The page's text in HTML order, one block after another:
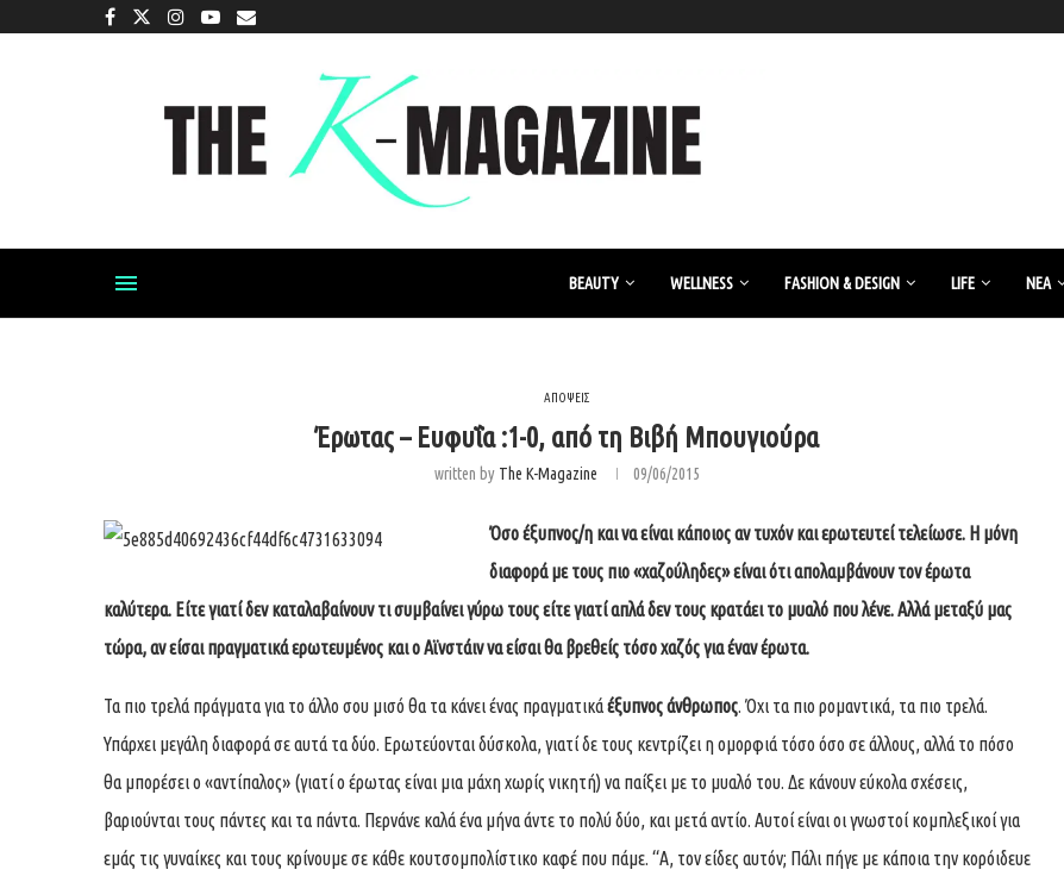
BEAUTY WELLNESS FASHION & DESIGN LIFE ΝΈΑ
ΑΠΟΨΕΙΣ
Έρωτας – Ευφυΐα :1-0, από τη Βιβή Μπουγιούρα
written by The K-Magazine 09/06/2015
Όσο έξυπνος/η και να είναι κάποιος αν τυχόν και ερωτευτεί τελείωσε. Η μόνη
διαφορά με τους πιο «χαζούληδες» είναι ότι απολαμβάνουν τον έρωτα
καλύτερα. Είτε γιατί δεν καταλαβαίνουν τι συμβαίνει γύρω τους είτε γιατί απλά δεν τους κρατάει το μυαλό που λένε. Αλλά μεταξύ μας
τώρα, αν είσαι πραγματικά ερωτευμένος και ο Αϊνστάιν να είσαι θα βρεθείς τόσο χαζός για έναν έρωτα.
Τα πιο τρελά πράγματα για το άλλο σου μισό θα τα κάνει ένας πραγματικάέξυπνος άνθρωπος. Όχι τα πιο ρομαντικά, τα πιο τρελά.
Υπάρχει μεγάλη διαφορά σε αυτά τα δύο. Ερωτεύονται δύσκολα, γιατί δε τους κεντρίζει η ομορφιά τόσο όσο σε άλλους, αλλά το πόσο
θα μπορέσει ο «αντίπαλος» (γιατί ο έρωτας είναι μια μάχη χωρίς νικητή) να παίξει με το μυαλό του. Δε κάνουν εύκολα σχέσεις,
βαριούνται τους πάντες και τα πάντα. Περνάνε καλά ένα μήνα άντε το πολύ δύο, και μετά αντίο. Αυτοί είναι οι γνωστοί κομπλεξικοί για
εμάς τις γυναίκες και τους κρίνουμε σε κάθε κουτσομπολίστικο καφέ που πάμε. “Α, τον είδες αυτόν; Πάλι πήγε με κάποια την κορόιδευε